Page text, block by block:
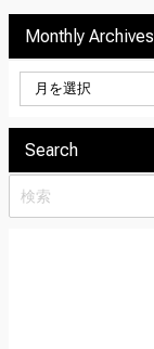
Monthly Archives
Search